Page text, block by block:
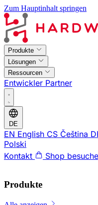
Zum Hauptinhalt springen
Produkte
Lösungen
Ressourcen
Entwickler Partner
DE
EN English CS Čeština
Polski
Kontakt
Shop
Produkte